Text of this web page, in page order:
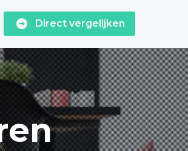
Direct vergelijken